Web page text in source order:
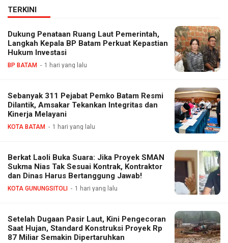
TERKINI
Dukung Penataan Ruang Laut Pemerintah,
Langkah Kepala BP Batam Perkuat Kepastian
Hukum Investasi
BP BATAM 1 hari yang lalu
Sebanyak 311 Pejabat Pemko Batam Resmi
Dilantik, Amsakar Tekankan Integritas dan
Kinerja Melayani
KOTA BATAM 1 hari yang lalu
Berkat Laoli Buka Suara: Jika Proyek SMAN
Sukma Nias Tak Sesuai Kontrak, Kontraktor
dan Dinas Harus Bertanggung Jawab!
KOTA GUNUNGSITOLI 1 hari yang lalu
Setelah Dugaan Pasir Laut, Kini Pengecoran
Saat Hujan, Standard Konstruksi Proyek Rp
87 Miliar Semakin Dipertaruhkan